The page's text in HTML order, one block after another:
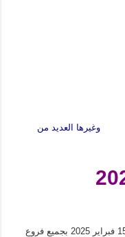
من
عروض بيم اليوم الخميس للسبت 13 – 14 – 15 فبراير 2025 بجميع فروع